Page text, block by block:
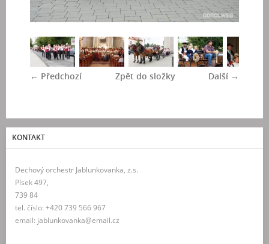
← Předchozí Další →
Zpět do složky
KONTAKT
Dechový orchestr Jablunkovanka, z.s.
Písek 497,
739 84
tel. číslo: +420 739 566 967
email: jablunkovanka@email.cz